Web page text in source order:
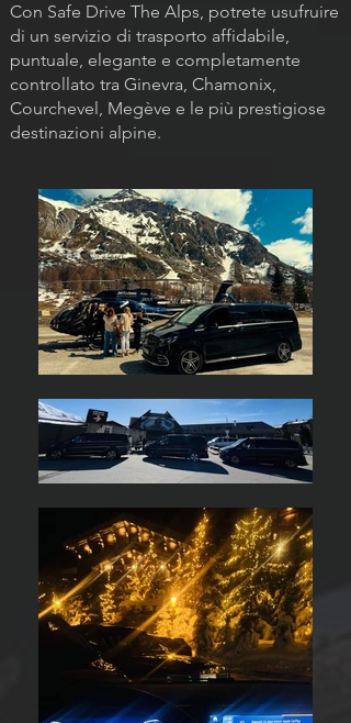
Con Safe Drive The Alps, potrete usufruire
di un servizio di trasporto affidabile,
puntuale, elegante e completamente
controllato tra Ginevra, Chamonix,
Courchevel, Megève e le più prestigiose
destinazioni alpine.